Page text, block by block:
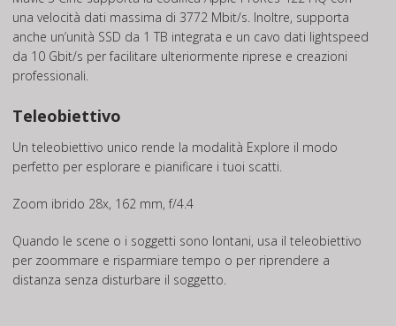
una velocità dati massima di 3772 Mbit/s. Inoltre, supporta
anche un’unità SSD da 1 TB integrata e un cavo dati lightspeed
da 10 Gbit/s per facilitare ulteriormente riprese e creazioni
professionali.
Teleobiettivo
Un teleobiettivo unico rende la modalità Explore il modo
perfetto per esplorare e pianificare i tuoi scatti.
Zoom ibrido 28x, 162 mm, f/4.4
Quando le scene o i soggetti sono lontani, usa il teleobiettivo
per zoommare e risparmiare tempo o per riprendere a
distanza senza disturbare il soggetto.